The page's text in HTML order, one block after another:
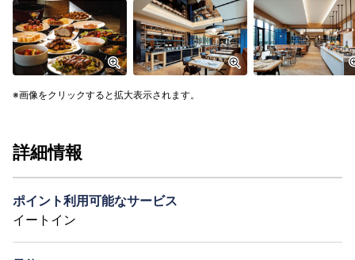
画像をクリックすると拡大表示されます。
詳細情報
ポイント利用可能なサービス
イートイン